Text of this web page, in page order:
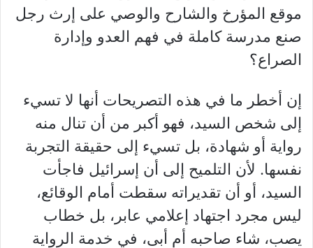
موقع المؤرخ والشارح والوصي على إرث رجل
صنع مدرسة كاملة في فهم العدو وإدارة
الصراع؟
إن أخطر ما في هذه التصريحات أنها لا تسيء
إلى شخص السيد، فهو أكبر من أن تنال منه
رواية أو شهادة، بل تسيء إلى حقيقة التجربة
نفسها. لأن التلميح إلى أن إسرائيل فاجأت
السيد، أو أن تقديراته سقطت أمام الوقائع،
ليس مجرد اجتهاد إعلامي عابر، بل خطاب
يصب، شاء صاحبه أم أبى، في خدمة الرواية